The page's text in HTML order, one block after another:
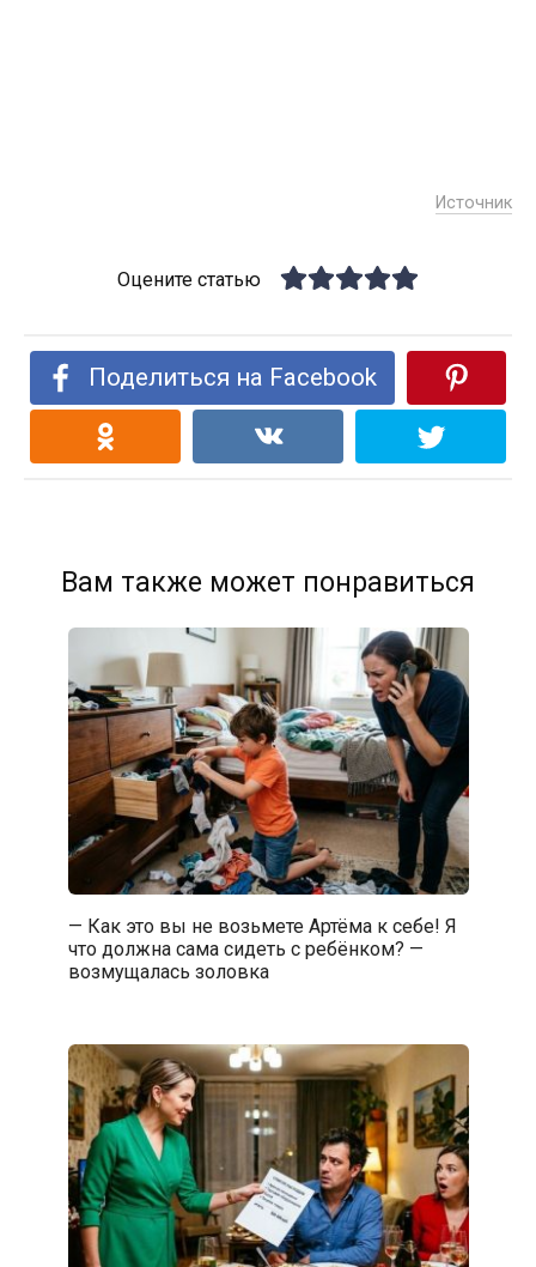
Источник
Оцените статью
Поделиться на Facebook
Вам также может понравиться
— Как это вы не возьмете Артёма к себе! Я
что должна сама сидеть с ребёнком? —
возмущалась золовка